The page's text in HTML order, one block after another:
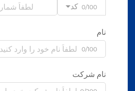
کد 0/100
نام
0/100
نام شرکت